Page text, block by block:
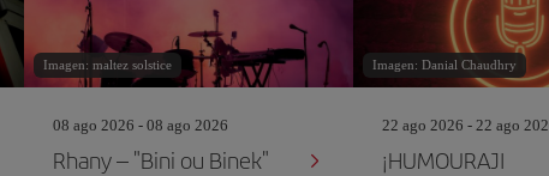
Imagen: maltez solstice
08 ago 2026 - 08 ago 2026
Rhany – "Bini ou Binek"
Imagen: Danial Chaudhry
22 ago 2026 - 22 ago
¡HUMOURAJI